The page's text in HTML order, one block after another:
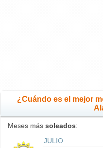
¿Cuándo es el mejor
Meses más soleados:
JULIO